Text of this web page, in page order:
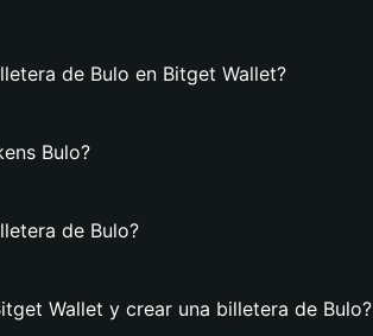
de Bulo en Bitget Wallet?
Bulo?
de Bulo?
Wallet y crear una billetera de Bulo?